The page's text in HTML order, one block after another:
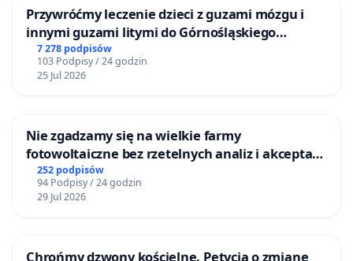
Przywróćmy leczenie dzieci z guzami mózgu i
innymi guzami litymi do Górnośląskiego
Centrum Zdrowia Dziecka w Katowicach
7 278 podpisów
103 Podpisy / 24 godzin
25 Jul 2026
Nie zgadzamy się na wielkie farmy
fotowoltaiczne bez rzetelnych analiz i akceptacji
mieszkańców
252 podpisów
94 Podpisy / 24 godzin
29 Jul 2026
Chrońmy dzwony kościelne. Petycja o zmianę